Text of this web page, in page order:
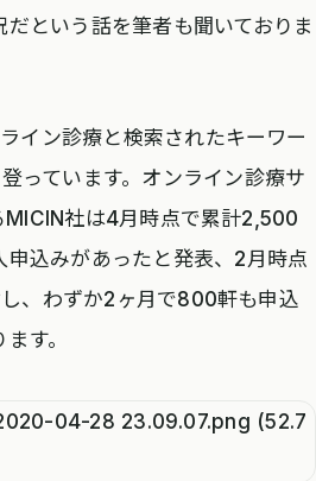
という話を筆者も聞いておりま
イン診療と検索されたキーワー
っています。オンライン診療サ
社は4月時点で累計2,500
込みがあったと発表、2月時点
、わずか2ヶ月で800軒も申込
す。